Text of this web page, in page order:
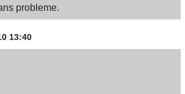
probleme.
13:40